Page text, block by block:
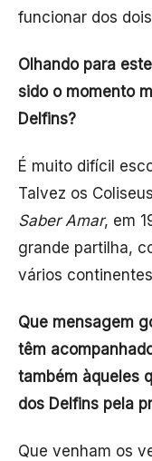
funcionar dos
Olhando para
sido o momento
Delfins?
É muito difícil
Talvez os
Saber Amar, em
grande partilha,
vários
Que mensagem
têm
também àqueles
dos Delfins pela
Que venham os